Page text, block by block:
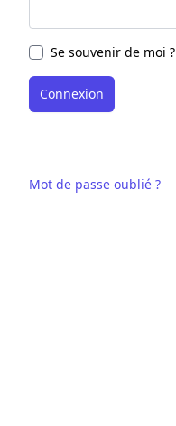
Se souvenir de moi ?
Mot de passe oublié ?